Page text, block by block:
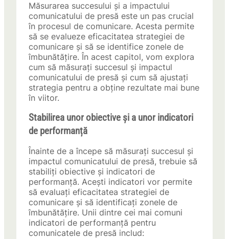
Măsurarea succesului și a impactului
comunicatului de presă este un pas crucial
în procesul de comunicare. Acesta permite
să se evalueze eficacitatea strategiei de
comunicare și să se identifice zonele de
îmbunătățire. În acest capitol, vom explora
cum să măsurați succesul și impactul
comunicatului de presă și cum să ajustați
strategia pentru a obține rezultate mai bune
în viitor.
Stabilirea unor obiective și a unor indicatori
de performanță
Înainte de a începe să măsurați succesul și
impactul comunicatului de presă, trebuie să
stabiliți obiective și indicatori de
performanță. Acești indicatori vor permite
să evaluați eficacitatea strategiei de
comunicare și să identificați zonele de
îmbunătățire. Unii dintre cei mai comuni
indicatori de performanță pentru
comunicatele de presă includ: